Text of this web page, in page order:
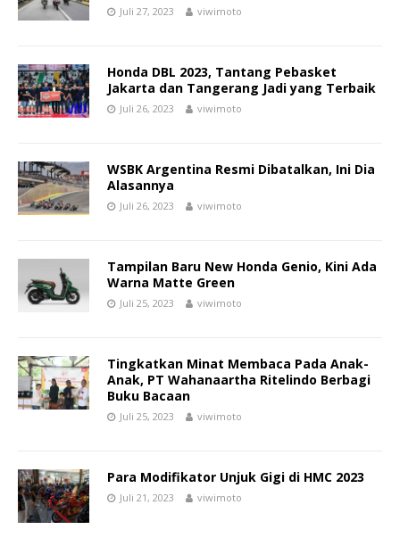
Juli 27, 2023 viwimoto
Honda DBL 2023, Tantang Pebasket
Jakarta dan Tangerang Jadi yang Terbaik
Juli 26, 2023 viwimoto
WSBK Argentina Resmi Dibatalkan, Ini Dia
Alasannya
Juli 26, 2023 viwimoto
Tampilan Baru New Honda Genio, Kini Ada
Warna Matte Green
Juli 25, 2023 viwimoto
Tingkatkan Minat Membaca Pada Anak-
Anak, PT Wahanaartha Ritelindo Berbagi
Buku Bacaan
Juli 25, 2023 viwimoto
Para Modifikator Unjuk Gigi di HMC 2023
Juli 21, 2023 viwimoto